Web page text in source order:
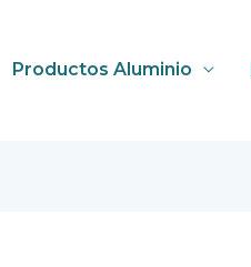
Productos Aluminio